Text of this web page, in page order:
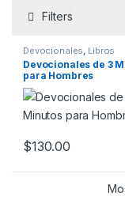
Filters
Devocionales Libros
Devocionales de 3
para Hombres
$130.00